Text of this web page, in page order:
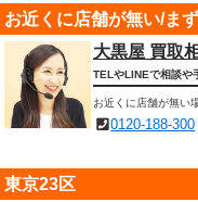
お近くに店舗が無い/ま
大黒屋 買取
TELやLINEで相談や
お近くに店舗が無い
0120-188-300
東京23区